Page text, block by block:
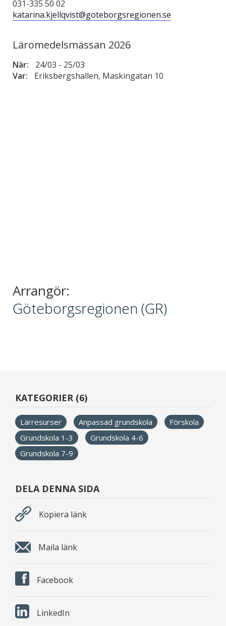
031-335 50 02
katarina.kjellqvist@goteborgsregionen.se
Läromedelsmässan 2026
När: 24/03 - 25/03
Var:
Eriksbergshallen, Maskingatan 10
Arrangör:
Göteborgsregionen (GR)
KATEGORIER (6)
Lärresurser Anpassad grundskola
Förskola
Grundskola 1-3
Grundskola 4-6
Grundskola 7-9
DELA DENNA SIDA
Kopiera länk
Maila länk
Facebook
LinkedIn